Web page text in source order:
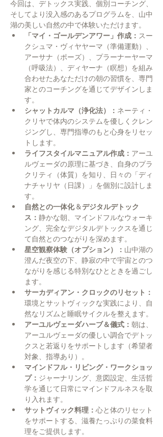
今回は、デトックス実践、個別コーチング、
そしてより没入感のあるプログラムを、山中
湖の美しい自然の中で体験いただけます。
「マイ・ゴールデンアワー」作成： スー
クシュマ・ヴィヤヤーマ（準備運動）、
アーサナ（ポーズ）、プラーナーヤーマ
（呼吸法）、ディヤーナ（瞑想）を組み
合わせたあなただけの朝の習慣を、専門
家とのコーチングを通じてデザインしま
す。
シャットカルマ（浄化法）： ネーティ・
クリヤで体内のシステムを優しくクレン
ジングし、専門指導のもと心身をリセッ
トします。
ライフスタイルマニュアル作成： アーユ
ルヴェーダの原理に基づき、自身のプラ
クリティ（体質）を知り、日々の「ディ
ナチャリヤ（日課）」を個別に設計しま
す。
自然との一体化 & デジタルデトック
ス： 静かな朝、マインドフルなウォーキ
ング、完全なデジタルデトックスを通じ
て自然とのつながりを深めます。
星空観察体験（オプション）： 山中湖の
澄んだ夜空の下、静寂の中で宇宙とのつ
ながりを感じる特別なひとときを過ごし
ます。
サーカディアン・クロックのリセット：
環境とサットヴィックな実践により、自
然なリズムと睡眠サイクルを整えます。
アーユルヴェーダハーブ＆儀式： 朝は、
アーユルヴェーダの優しい調合でデトッ
クスと若返りをサポートします（希望者
対象、指導あり）。
マインドフル・リビング・ワークショッ
プ： ジャーナリング、意図設定、生活哲
学を通じて日常にマインドフルネスを取
り入れます。
サットヴィック料理： 心と体のリセット
をサポートする、滋養たっぷりの菜食料
理をご提供します。